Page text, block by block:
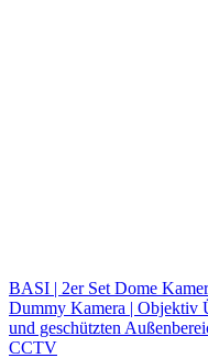
BASI | 2er Set Dome
Dummy Kamera | Objektiv
und geschützten
CCTV